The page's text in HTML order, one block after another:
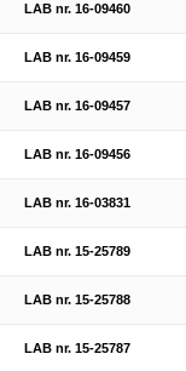
LAB nr. 16-09460
LAB nr. 16-09459
LAB nr. 16-09457
LAB nr. 16-09456
LAB nr. 16-03831
LAB nr. 15-25789
LAB nr. 15-25788
LAB nr. 15-25787